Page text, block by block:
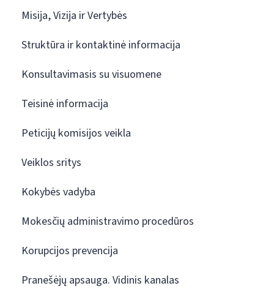
Misija, Vizija ir Vertybės
Struktūra ir kontaktinė informacija
Konsultavimasis su visuomene
Teisinė informacija
Peticijų komisijos veikla
Veiklos sritys
Kokybės vadyba
Mokesčių administravimo procedūros
Korupcijos prevencija
Pranešėjų apsauga. Vidinis kanalas